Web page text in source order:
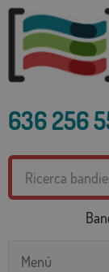
636 256
Menú